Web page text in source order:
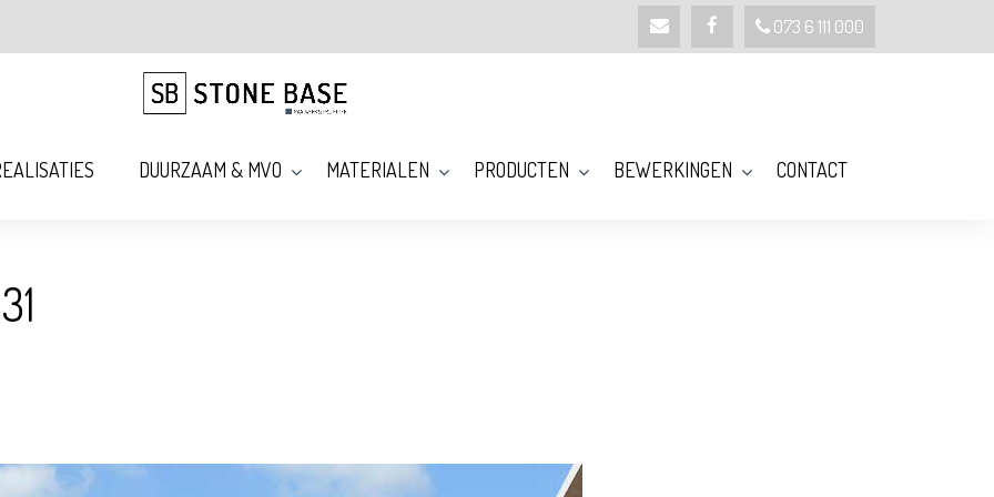
073 6 111 000
DUURZAAM & MVO MATERIALEN PRODUCTEN BEWERKINGEN CONTACT